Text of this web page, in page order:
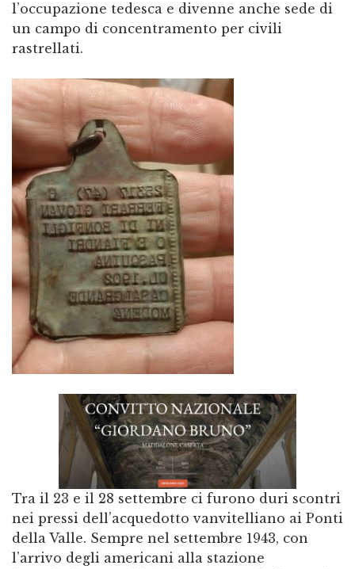
l’occupazione tedesca e divenne anche sede di
un campo di concentramento per civili
rastrellati.
Tra il 23 e il 28 settembre ci furono duri scontri
nei pressi dell’acquedotto vanvitelliano ai Ponti
della Valle. Sempre nel settembre 1943, con
l’arrivo degli americani alla stazione